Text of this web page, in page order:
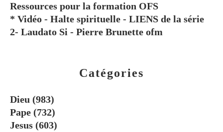
Catégories
Dieu (983)
Pape (732)
Jesus (603)
Ressources pour la formation OFS
* Vidéo - Halte spirituelle - LIENS de la série
2- Laudato Si - Pierre Brunette ofm